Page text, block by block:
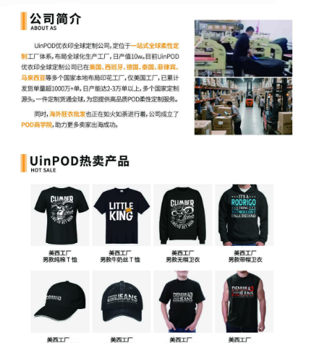
2. 法律程序的特殊性
单方面申请机制实现"突袭"效果
卖家在毫无防备下被冻结资产
从一开始就陷入被动局面
3. 市场环境的催化
跨境电商规模扩大提供充足"目标"
竞争激烈催生非常规竞争手段
维权成本与收益严重失衡